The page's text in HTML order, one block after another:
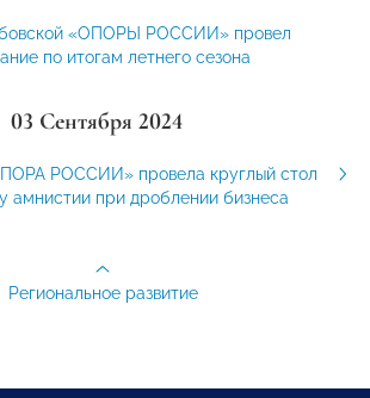
«ОПОРЫ РОССИИ» провел
по итогам летнего сезона
03 Сентября 2024
РОССИИ» провела круглый стол
амнистии при дроблении бизнеса
Региональное развитие